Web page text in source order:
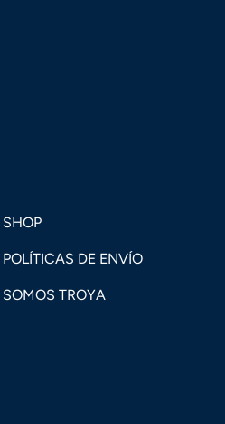
SHOP
POLÍTICAS DE ENVÍO
SOMOS TROYA